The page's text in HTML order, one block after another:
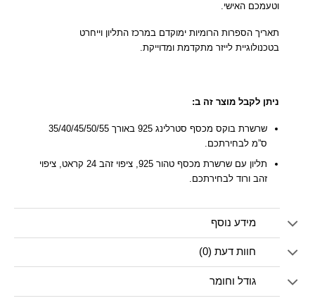
וטעמכם האישי.
תאריך הספרות הרומיות ימוקדם במרכז התליון וייחרט
בטכנולוגיית לייזר מתקדמת ומדוייקת.
ניתן לקבל מוצר זה ב:
שרשרת בוקס מכסף סטרלינג 925 באורך 35/40/45/50/55
ס”מ לבחירתכם.
תליון עם שרשרת מכסף טהור 925, ציפוי זהב 24 קראט, ציפוי
זהב ורוד לבחירתכם.
מידע נוסף
חוות דעת (0)
גודל וחומר